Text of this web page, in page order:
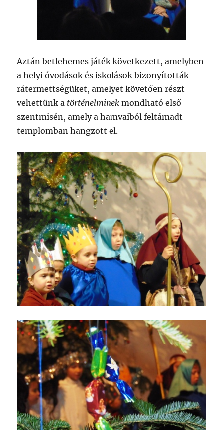
Aztán betlehemes játék következett, amelyben
a helyi óvodások és iskolások bizonyították
rátermettségüket, amelyet követően részt
vehettünk a történelminek mondható első
szentmisén, amely a hamvaiból feltámadt
templomban hangzott el.